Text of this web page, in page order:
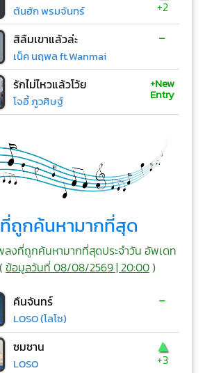
ต้นฮัก พรมจันทร์ +2
สิลืมเขาแล้วล่ะ
เน็ค นฤพล ft.Wanmai
-
รักไม่ไหวแล้วโว้ย
โจอี้ ภูวศิษฐ์
+New
Entry
ถูกค้นหามากที่สุด
งที่ถูกค้นหามากที่สุดประจำวัน อัพเดท
ข้อมูลวันที่ 08/08/2569 | 20:00)
คืนจันทร์
LOSO (โลโซ)
-
ซมซาน
LOSO
▲
+3